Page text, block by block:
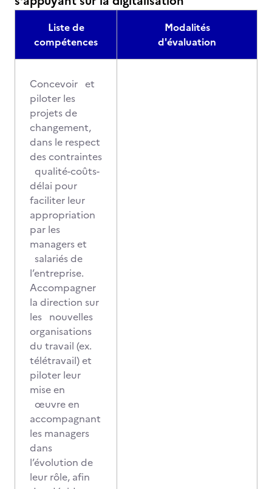
Liste de
compétences
Modalités
d'évaluation
Concevoir et
piloter les
projets de
changement,
dans le respect
des contraintes
qualité-coûts-
délai pour
faciliter leur
appropriation
par les
managers et
salariés de
l’entreprise.
Accompagner
la direction sur
les nouvelles
organisations
du travail (ex.
télétravail) et
piloter leur
mise en
œuvre en
accompagnant
les managers
dans
l’évolution de
leur rôle, afin